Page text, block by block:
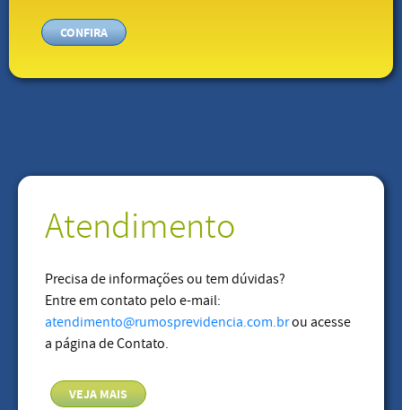
CONFIRA
Atendimento
Precisa de informações ou tem dúvidas?
Entre em contato pelo e-mail:
atendimento@rumosprevidencia.com.brou acesse
a página de Contato.
VEJA MAIS